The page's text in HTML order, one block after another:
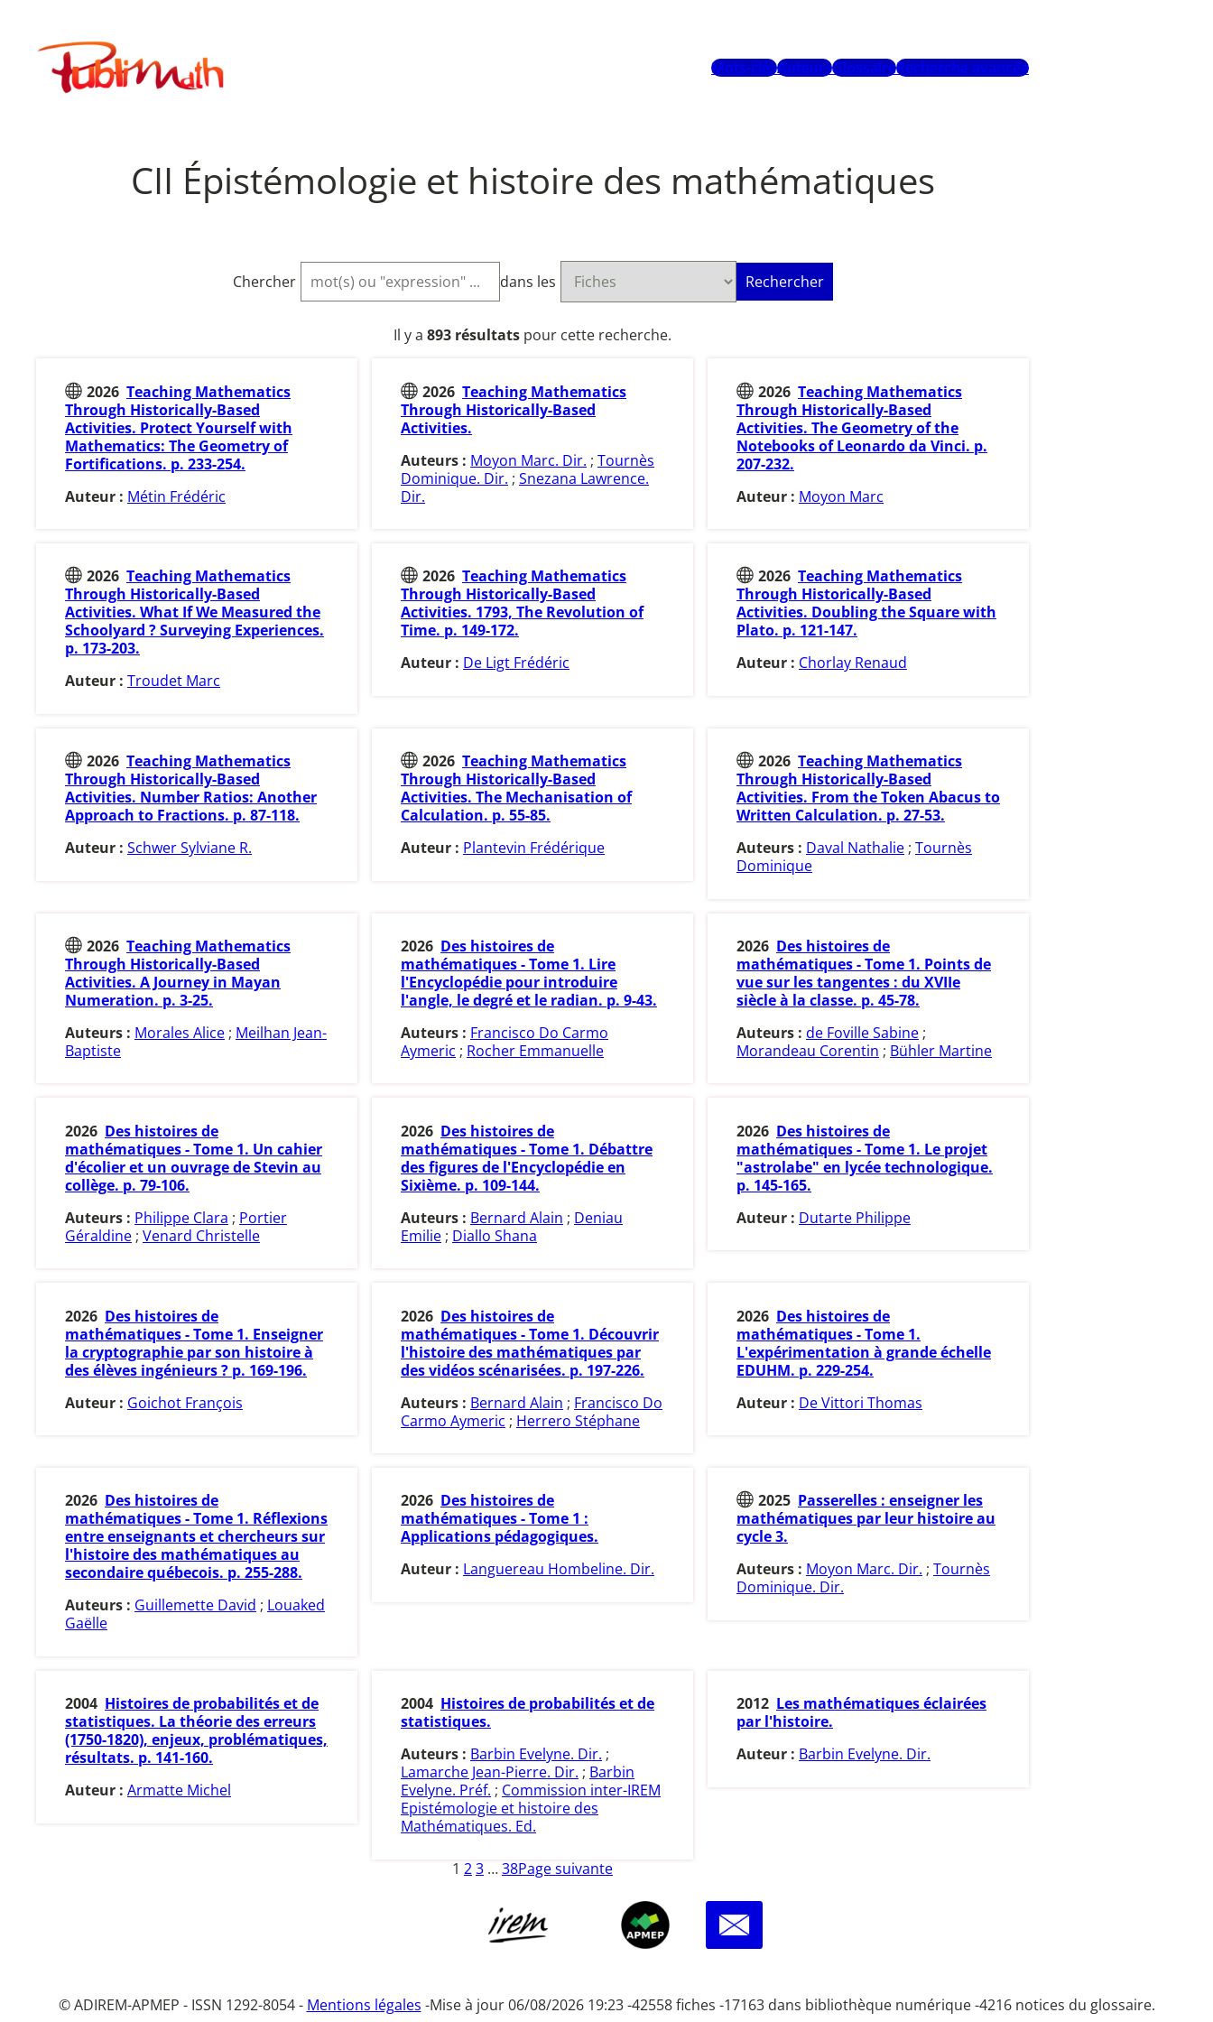
contenuPublimath
Mots-clésAuteursGlossaireRecherche avancée
CII Épistémologie et histoire des mathématiques
Chercher dans les Rechercher
Il y a 893 résultats pour cette recherche.
2026 Teaching Mathematics
Through Historically-Based
Activities. Protect Yourself with
Mathematics: The Geometry of
Fortifications. p. 233-254.
Auteur : Métin Frédéric
2026 Teaching Mathematics
Through Historically-Based
Activities.
Auteurs : Moyon Marc. Dir. ; Tournès
Dominique. Dir. ; Snezana Lawrence.
Dir.
2026 Teaching Mathematics
Through Historically-Based
Activities. The Geometry of the
Notebooks of Leonardo da Vinci. p.
207-232.
Auteur : Moyon Marc
2026 Teaching Mathematics
Through Historically-Based
Activities. What If We Measured the
Schoolyard ? Surveying Experiences.
p. 173-203.
Auteur : Troudet Marc
2026 Teaching Mathematics
Through Historically-Based
Activities. 1793, The Revolution of
Time. p. 149-172.
Auteur : De Ligt Frédéric
2026 Teaching Mathematics
Through Historically-Based
Activities. Doubling the Square with
Plato. p. 121-147.
Auteur : Chorlay Renaud
2026 Teaching Mathematics
Through Historically-Based
Activities. Number Ratios: Another
Approach to Fractions. p. 87-118.
Auteur : Schwer Sylviane R.
2026 Teaching Mathematics
Through Historically-Based
Activities. The Mechanisation of
Calculation. p. 55-85.
Auteur : Plantevin Frédérique
2026 Teaching Mathematics
Through Historically-Based
Activities. From the Token Abacus to
Written Calculation. p. 27-53.
Auteurs : Daval Nathalie ; Tournès
Dominique
2026 Teaching Mathematics
Through Historically-Based
Activities. A Journey in Mayan
Numeration. p. 3-25.
Auteurs : Morales Alice ; Meilhan Jean-
Baptiste
2026 Des histoires de
mathématiques - Tome 1. Lire
l'Encyclopédie pour introduire
l'angle, le degré et le radian. p. 9-43.
Auteurs : Francisco Do Carmo
Aymeric ; Rocher Emmanuelle
2026 Des histoires de
mathématiques - Tome 1. Points de
vue sur les tangentes : du XVIIe
siècle à la classe. p. 45-78.
Auteurs : de Foville Sabine ;
Morandeau Corentin ; Bühler Martine
2026 Des histoires de
mathématiques - Tome 1. Un cahier
d'écolier et un ouvrage de Stevin au
collège. p. 79-106.
Auteurs : Philippe Clara ; Portier
Géraldine ; Venard Christelle
2026 Des histoires de
mathématiques - Tome 1. Débattre
des figures de l'Encyclopédie en
Sixième. p. 109-144.
Auteurs : Bernard Alain ; Deniau
Emilie ; Diallo Shana
2026 Des histoires de
mathématiques - Tome 1. Le projet
"astrolabe" en lycée technologique.
p. 145-165.
Auteur : Dutarte Philippe
2026 Des histoires de
mathématiques - Tome 1. Enseigner
la cryptographie par son histoire à
des élèves ingénieurs ? p. 169-196.
Auteur : Goichot François
2026 Des histoires de
mathématiques - Tome 1. Découvrir
l'histoire des mathématiques par
des vidéos scénarisées. p. 197-226.
Auteurs : Bernard Alain ; Francisco Do
Carmo Aymeric ; Herrero Stéphane
2026 Des histoires de
mathématiques - Tome 1.
L'expérimentation à grande échelle
EDUHM. p. 229-254.
Auteur : De Vittori Thomas
2026 Des histoires de
mathématiques - Tome 1. Réflexions
entre enseignants et chercheurs sur
l'histoire des mathématiques au
secondaire québecois. p. 255-288.
Auteurs : Guillemette David ; Louaked
Gaëlle
2026 Des histoires de
mathématiques - Tome 1 :
Applications pédagogiques.
Auteur : Languereau Hombeline. Dir.
2025 Passerelles : enseigner les
mathématiques par leur histoire au
cycle 3.
Auteurs : Moyon Marc. Dir. ; Tournès
Dominique. Dir.
2004 Histoires de probabilités et de
statistiques. La théorie des erreurs
(1750-1820), enjeux, problématiques,
résultats. p. 141-160.
Auteur : Armatte Michel
2004 Histoires de probabilités et de
statistiques.
Auteurs : Barbin Evelyne. Dir. ;
Lamarche Jean-Pierre. Dir. ; Barbin
Evelyne. Préf. ; Commission inter-IREM
Epistémologie et histoire des
Mathématiques. Ed.
2012 Les mathématiques éclairées
par l'histoire.
Auteur : Barbin Evelyne. Dir.
1 23 …38Page suivante
© ADIREM-APMEP - ISSN 1292-8054 - Mentions légales -Mise à jour 06/08/2026 19:23 -42558 fiches -17163 dans bibliothèque numérique -4216 notices du glossaire.